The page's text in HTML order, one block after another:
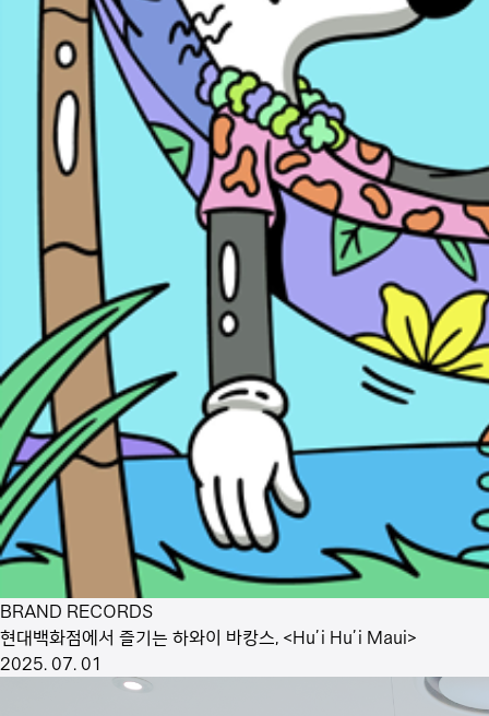
BRAND RECORDS
현대백화점에서 즐기는 하와이 바캉스, <Hu’i Hu’i Maui>
2025. 07. 01